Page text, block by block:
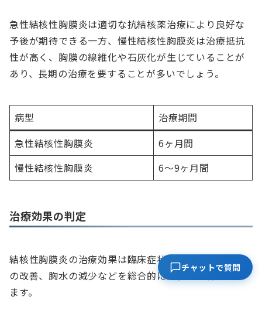
急性結核性胸膜炎は適切な抗結核薬治療により良好な
予後が期待できる一方、慢性結核性胸膜炎は治療抵抗
性が高く、胸膜の線維化や石灰化が生じていることが
あり、長期の治療を要することが多いでしょう。
病型
治療期間
急性結核性胸膜炎
6ヶ月間
慢性結核性胸膜炎
6～9ヶ月間
治療効果の判定
結核性胸膜炎の治療効果は臨床症状の改善、画像所見
の改善、胸水の減少などを総合的に評価して判定され
ます。
チャットで質問